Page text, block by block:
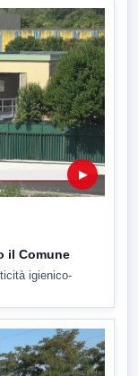
▶
il Comune
igienico-